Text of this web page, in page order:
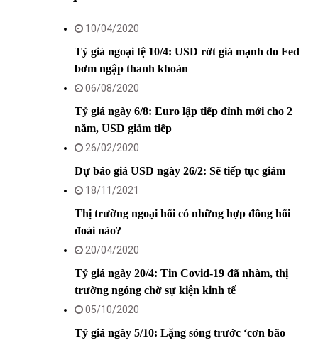
10/04/2020
Tỷ giá ngoại tệ 10/4: USD rớt giá mạnh do Fed
bơm ngập thanh khoản
06/08/2020
Tỷ giá ngày 6/8: Euro lập tiếp đỉnh mới cho 2
năm, USD giảm tiếp
26/02/2020
Dự báo giá USD ngày 26/2: Sẽ tiếp tục giảm
18/11/2021
Thị trường ngoại hối có những hợp đồng hối
đoái nào?
20/04/2020
Tỷ giá ngày 20/4: Tin Covid-19 đã nhàm, thị
trường ngóng chờ sự kiện kinh tế
05/10/2020
Tỷ giá ngày 5/10: Lặng sóng trước ‘cơn bão